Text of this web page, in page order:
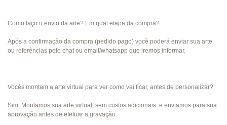
Como faço o envio da arte? Em qual etapa da compra?
Após a confirmação da compra (pedido pago) você poderá enviar sua arte
ou referências pelo chat ou email/whatsapp que iremos informar.
Vocês montam a arte virtual para ver como vai ficar, antes de personalizar?
Sim. Montamos sua arte virtual, sem custos adicionais, e enviamos para sua
aprovação antes de efetuar a gravação.